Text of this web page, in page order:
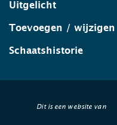
Uitgelicht
Toevoegen / wijzigen
Schaatshistorie
Dit is een website van